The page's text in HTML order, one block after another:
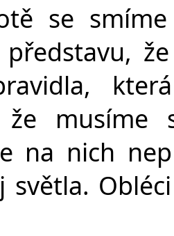
se smíme
že
na nich
světla.